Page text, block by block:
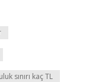
sınırı kaç TL